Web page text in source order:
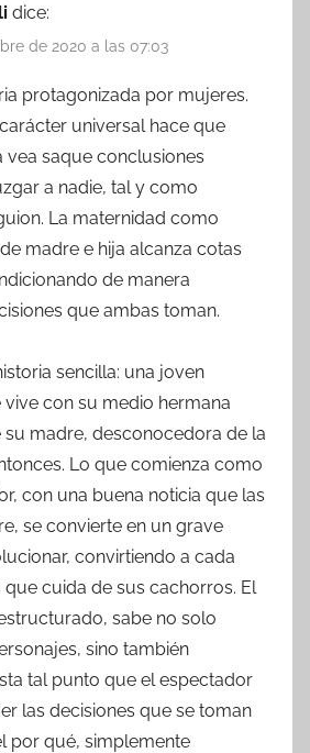
dice:
de 2020 a las 07:03
protagonizada por mujeres.
universal hace que
vea saque conclusiones
a nadie, tal y como
La maternidad como
madre e hija alcanza cotas
de manera
que ambas toman.
sencilla: una joven
con su medio hermana
su madre, desconocedora de la
Lo que comienza como
con una buena noticia que las
se convierte en un grave
convirtiendo a cada
que cuida de sus cachorros. El
sabe no solo
sino también
tal punto que el espectador
las decisiones que se toman
por qué, simplemente